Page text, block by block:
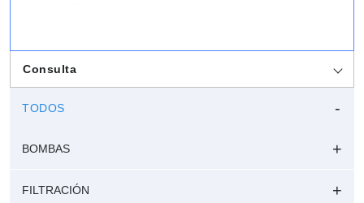
Consulta
TODOS
BOMBAS
FILTRACIÓN